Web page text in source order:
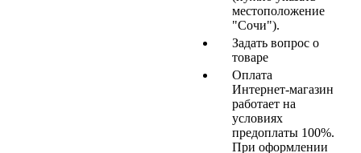
местоположение
"Сочи").
Задать вопрос о
товаре
Оплата
Интернет-магазин
работает на
условиях
предоплаты 100%.
При оформлении